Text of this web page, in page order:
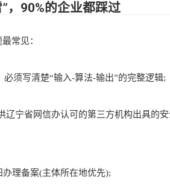
90%的企业都踩过
常见：
须写清楚“输入-算法-输出”的完整逻辑;
宁省网信办认可的第三方机构出具的安
理备案(主体所在地优先);